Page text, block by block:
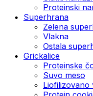
Proteinski
Superhrana
Zelena
Vlakna
Ostala
Grickalice
Proteinske
Suvo meso
Liofilizovano